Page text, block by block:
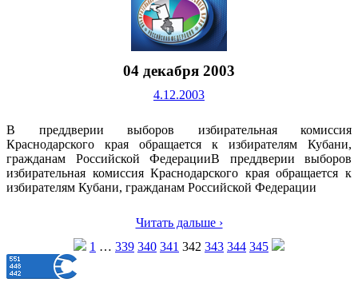
04 декабря 2003
4.12.2003
В преддверии выборов избирательная комиссия
Краснодарского края обращается к избирателям Кубани,
гражданам Российской ФедерацииВ преддверии выборов
избирательная комиссия Краснодарского края обращается к
избирателям Кубани, гражданам Российской Федерации
Читать дальше ›
1 … 339 340 341 342 343 344 345